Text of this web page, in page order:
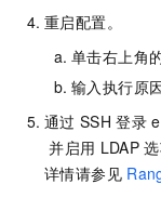
重启配置。
单击右上角
输入执行原
通过 SSH 登录
并启用 LDAP 选
详情请参见